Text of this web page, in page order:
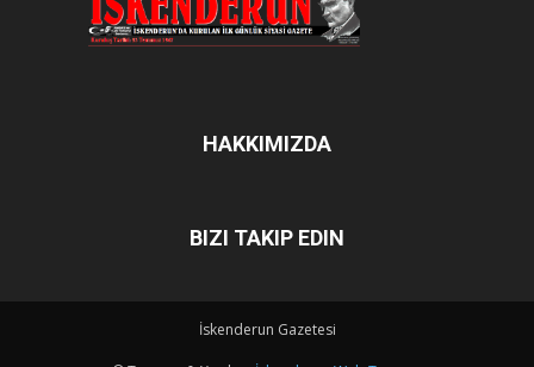
HAKKIMIZDA
BIZI TAKIP EDIN
İskenderun Gazetesi